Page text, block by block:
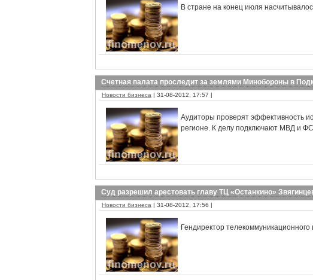
В стране на конец июля
Счетная палата проследит за землями Минобороны в
Новости бизнеса | 31-08-2012, 17:57 |
Аудиторы проверят эффективность
регионе. К делу подключают МВД и
Суд разрешил арестовать главу ТЦ «Останкино»
Новости бизнеса | 31-08-2012, 17:56 |
Гендиректор